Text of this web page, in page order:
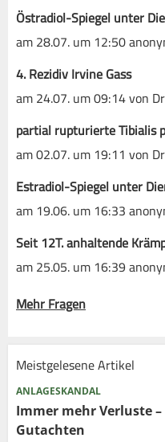
Östradiol-Spiegel unter
am 28.07. um 12:50
4. Rezidiv Irvine Gass
am 24.07. um 09:14 von
partial rupturierte Tibialis
am 02.07. um 19:11 von
Estradiol-Spiegel unter
am 19.06. um 16:33
Seit 12T. anhaltende
am 25.05. um 16:39
Mehr Fragen
Meistgelesene Artikel
ANLAGESKANDAL
Immer mehr Verluste
Gutachten